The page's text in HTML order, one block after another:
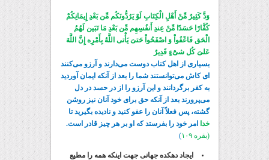
وَدَّ کَثِیرٌ مِّنْ أَهْلِ الْکِتَابِ لَوْ یَرُدُّونَکُم مِّن بَعْدِ إِیمَانِکُمْ
کُفَّارًا حَسَدًا مِّنْ عِندِ أَنفُسِهِم مِّن بَعْدِ مَا تَبَین لَهُمُ
الْحَق فَاعْفُواْ وَ اصْفَحُواْ حَتیَ یَأْتی اللَّهُ بِأَمْرِه إِنَّ اللَّهَ
عَلیَ کُل شیَ‌ْءٍ قَدِیرٌ
بسیاری از اهل کتاب دوست می‌دارند و آرزو می‌کنند
ای کاش می‌توانستند شما را بعد از آنکه ایمان آوردید
به کفر برگردانند و این آرزو را از در حسد در دل
می‌پرورند بعد از آنکه حق برای خود آنان نیز روشن
گشته، پس فعلاً آنان را عفو کنید و نادیده بگیرید تا
خدا امر خود را بفرستد که او بر هر چیز قادر است.
(بقره ۱۰۹
)
ایجاد دهکده جهانی جهت اینکه همه را مطیع